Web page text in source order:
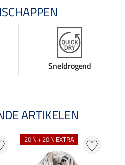
Sneldrogend
ARTIKELEN
20 % + 20 % EXTRA